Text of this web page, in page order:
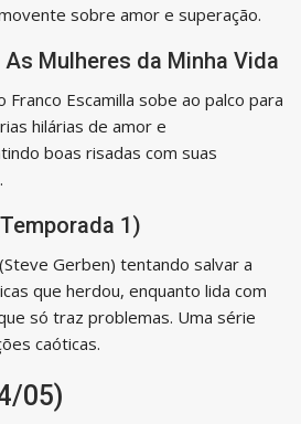
sobre amor e superação.
Mulheres da Minha Vida
Franco Escamilla sobe ao palco para
hilárias de amor e
boas risadas com suas
1)
Gerben) tentando salvar a
que herdou, enquanto lida com
só traz problemas. Uma série
caóticas.
05)